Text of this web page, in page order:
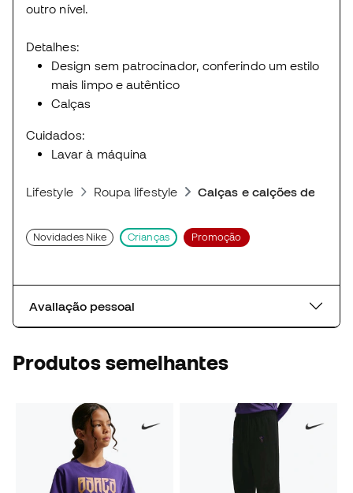
outro nível.
Detalhes:
Design sem patrocinador, conferindo um estilo
mais limpo e autêntico
Calças
Cuidados:
Lavar à máquina
Lifestyle Roupa lifestyle Calças e calções
Novidades Nike Crianças Promoção
Avaliação pessoal
Produtos semelhantes